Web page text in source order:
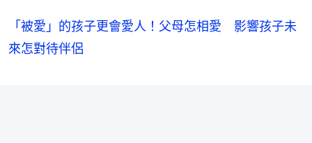
「被愛」的孩子更會愛人！父母怎相愛 影響孩子未
來怎對待伴侶